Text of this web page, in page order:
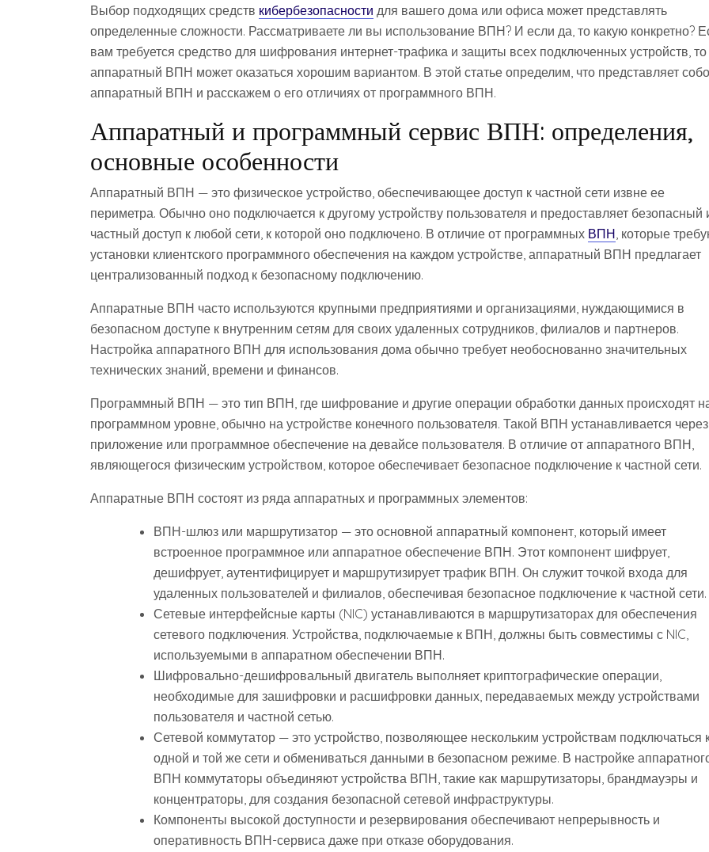
Выбор подходящих средств кибербезопасности для вашего дома или офиса может представлять
определенные сложности. Рассматриваете ли вы использование ВПН? И если да, то какую конкретно?
вам требуется средство для шифрования интернет-трафика и защиты всех подключенных устройств, то
аппаратный ВПН может оказаться хорошим вариантом. В этой статье определим, что представляет
аппаратный ВПН и расскажем о его отличиях от программного ВПН.
Аппаратный и программный сервис ВПН: определения,
основные особенности
Аппаратный ВПН — это физическое устройство, обеспечивающее доступ к частной сети извне ее
периметра. Обычно оно подключается к другому устройству пользователя и предоставляет безопасный
частный доступ к любой сети, к которой оно подключено. В отличие от программных ВПН, которые
установки клиентского программного обеспечения на каждом устройстве, аппаратный ВПН предлагает
централизованный подход к безопасному подключению.
Аппаратные ВПН часто используются крупными предприятиями и организациями, нуждающимися в
безопасном доступе к внутренним сетям для своих удаленных сотрудников, филиалов и партнеров.
Настройка аппаратного ВПН для использования дома обычно требует необоснованно значительных
технических знаний, времени и финансов.
Программный ВПН — это тип ВПН, где шифрование и другие операции обработки данных происходят
программном уровне, обычно на устройстве конечного пользователя. Такой ВПН устанавливается через
приложение или программное обеспечение на девайсе пользователя. В отличие от аппаратного ВПН,
являющегося физическим устройством, которое обеспечивает безопасное подключение к частной сети.
Аппаратные ВПН состоят из ряда аппаратных и программных элементов:
ВПН-шлюз или маршрутизатор — это основной аппаратный компонент, который имеет
встроенное программное или аппаратное обеспечение ВПН. Этот компонент шифрует,
дешифрует, аутентифицирует и маршрутизирует трафик ВПН. Он служит точкой входа для
удаленных пользователей и филиалов, обеспечивая безопасное подключение к частной сети.
Сетевые интерфейсные карты (NIC) устанавливаются в маршрутизаторах для обеспечения
сетевого подключения. Устройства, подключаемые к ВПН, должны быть совместимы с NIC,
используемыми в аппаратном обеспечении ВПН.
Шифровально-дешифровальный двигатель выполняет криптографические операции,
необходимые для зашифровки и расшифровки данных, передаваемых между устройствами
пользователя и частной сетью.
Сетевой коммутатор — это устройство, позволяющее нескольким устройствам подключаться
одной и той же сети и обмениваться данными в безопасном режиме. В настройке
ВПН коммутаторы объединяют устройства ВПН, такие как маршрутизаторы, брандмауэры и
концентраторы, для создания безопасной сетевой инфраструктуры.
Компоненты высокой доступности и резервирования обеспечивают непрерывность и
оперативность ВПН-сервиса даже при отказе оборудования.